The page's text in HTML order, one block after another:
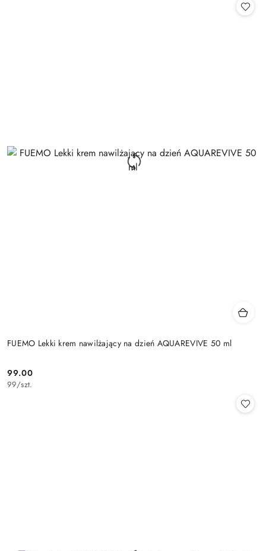
FUEMO Lekki krem nawilżający na dzień AQUAREVIVE 50 ml
Cena:
99.00
99/szt.